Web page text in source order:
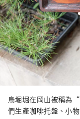
烏堀堀在岡山被稱為
們生產咖啡托盤、小